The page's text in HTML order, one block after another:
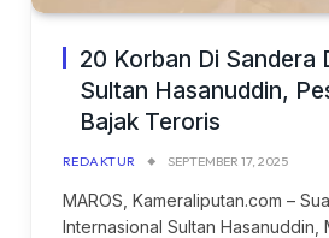
20 Korban Di Sandera
Sultan Hasanuddin,
Bajak Teroris
REDAKTUR SEPTEMBER 17, 2025
MAROS, Kameraliputan.com –
Internasional Sultan Hasanuddin,